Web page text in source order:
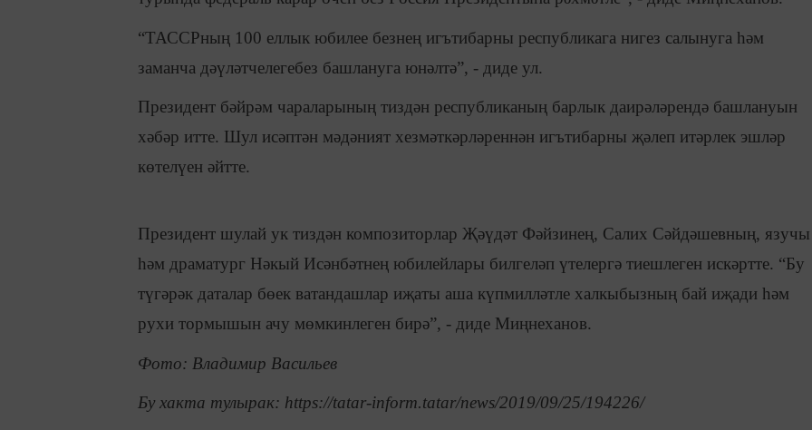
“ТАССРның 100 еллык юбилее безнең игътибарны республикага нигез салынуга һәм
заманча дәүләтчелегебез башлануга юнәлтә”, - диде ул.
Президент бәйрәм чараларының тиздән республиканың барлык даирәләрендә башлануын
хәбәр итте. Шул исәптән мәдәният хезмәткәрләреннән игътибарны җәлеп итәрлек эшләр
көтелүен әйтте.
Президент шулай ук тиздән композиторлар Җәүдәт Фәйзинең, Салих Сәйдәшевның, язучы
һәм драматург Нәкый Исәнбәтнең юбилейлары билгеләп үтелергә тиешлеген искәртте. “Бу
түгәрәк даталар бөек ватандашлар иҗаты аша күпмилләтле халкыбызның бай иҗади һәм
рухи тормышын ачу мөмкинлеген бирә”, - диде Миңнеханов.
Фото: Владимир Васильев
Бу хакта тулырак: https://tatar-inform.tatar/news/2019/09/25/194226/